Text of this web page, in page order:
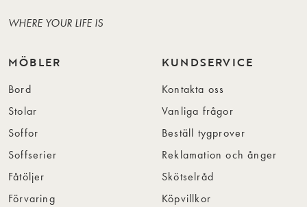
WHERE YOUR LIFE IS
MÖBLER
Bord
Stolar
Soffor
Soffserier
Fåtöljer
Förvaring
KUNDSERVICE
Kontakta oss
Vanliga frågor
Beställ tygprover
Reklamation och ånger
Skötselråd
Köpvillkor